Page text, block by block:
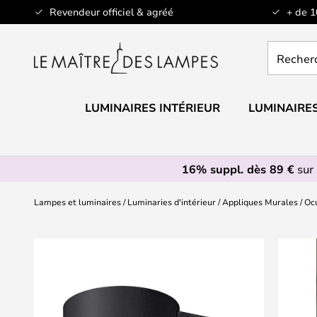
Revendeur officiel & agréé + de
Allez
au
un
LUMINAIRES INTÉRIEUR
16% suppl. dès 89 €sur
Lampes et luminaires Luminaries d'intérieur Appliques Murales